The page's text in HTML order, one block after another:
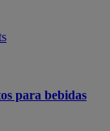
para bebidas